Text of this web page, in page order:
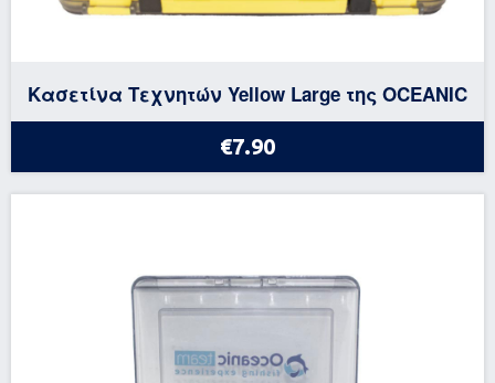
Κασετίνα Τεχνητών Yellow Large της OCEANIC
€7.90